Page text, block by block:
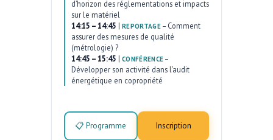
d’horizon des réglementations et impacts
sur le matériel
14:15 – 14:45 | REPORTAGE– Comment
assurer des mesures de qualité
(métrologie) ?
14:45 – 15:45 | CONFÉRENCE –
Développer son activité dans l’audit
énergétique en copropriété
📋 Programme Inscription